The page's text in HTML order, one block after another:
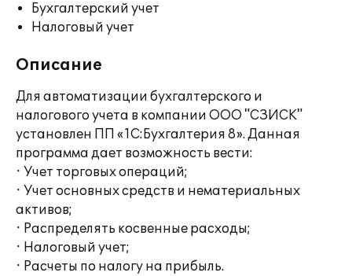
Бухгалтерский учет
Налоговый учет
Описание
Для автоматизации бухгалтерского и
налогового учета в компании ООО "СЗИСК"
установлен ПП «1С:Бухгалтерия 8». Данная
программа дает возможность вести:
· Учет торговых операций;
· Учет основных средств и нематериальных
активов;
· Распределять косвенные расходы;
· Налоговый учет;
· Расчеты по налогу на прибыль.